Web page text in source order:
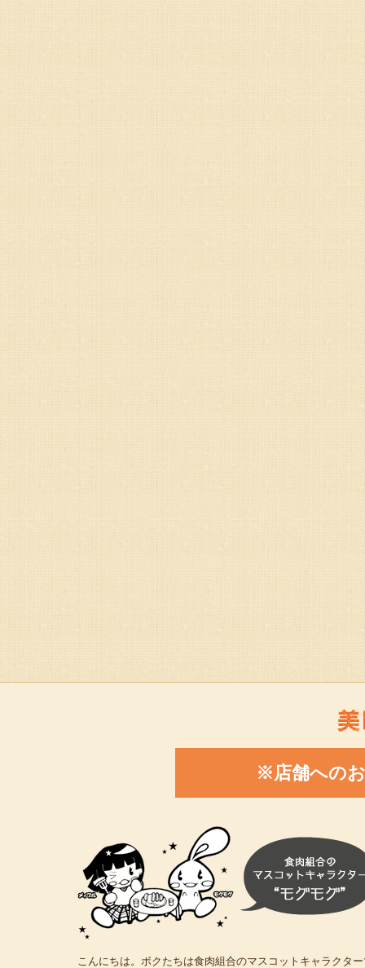
※店舗への
こんにちは。ボクたちは食肉組合のマスコットキャラクタ